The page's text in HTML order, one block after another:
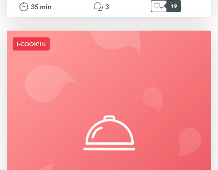
35 min 3 19
I-COOK'IN